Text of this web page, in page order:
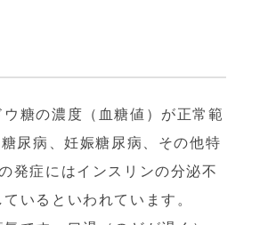
糖の濃度（血糖値）が正常範
尿病、妊娠糖尿病、その他特
発症にはインスリンの分泌不
いるといわれています。